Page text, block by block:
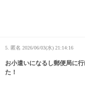
5. 匿名 2026/06/03(水) 21:14:16
お小遣いになるし郵便局に
た！